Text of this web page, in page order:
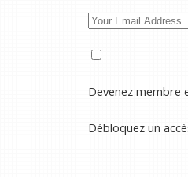
Devenez membre
Débloquez un